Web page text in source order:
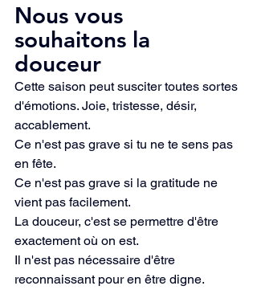
Nous vous
souhaitons la
douceur
Cette saison peut susciter toutes sortes
d'émotions. Joie, tristesse, désir,
accablement.
Ce n'est pas grave si tu ne te sens pas
en fête.
Ce n'est pas grave si la gratitude ne
vient pas facilement.
La douceur, c'est se permettre d'être
exactement où on est.
Il n'est pas nécessaire d'être
reconnaissant pour en être digne.